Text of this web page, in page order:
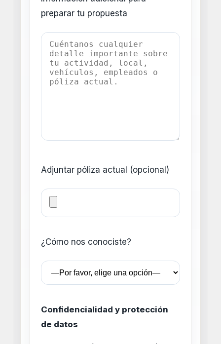
preparar tu propuesta
Adjuntar póliza actual (opcional)
¿Cómo nos conociste?
Confidencialidad y protección
de datos